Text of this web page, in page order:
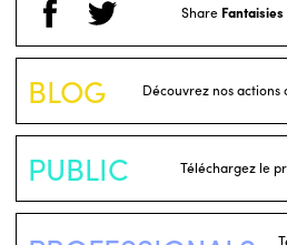
Share Fantaisies
BLOG Découvrez nos
PUBLIC Téléchargez le